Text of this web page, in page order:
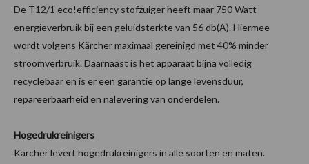
De T12/1 eco!efficiency stofzuiger heeft maar 750 Watt
energieverbruik bij een geluidsterkte van 56 db(A). Hiermee
wordt volgens Kärcher maximaal gereinigd met 40% minder
stroomverbruik. Daarnaast is het apparaat bijna volledig
recyclebaar en is er een garantie op lange levensduur,
repareerbaarheid en nalevering van onderdelen.
Hogedrukreinigers
Kärcher levert hogedrukreinigers in alle soorten en maten.